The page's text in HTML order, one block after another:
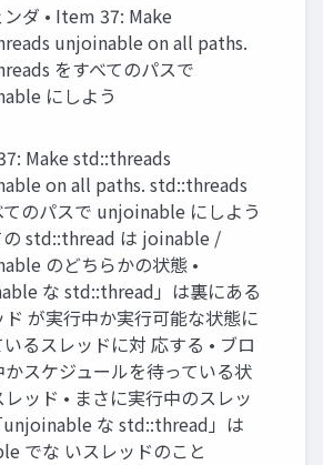
ンダ • Item 37: Make
unjoinable on all paths.
をすべてのパスで
にしよう
Make std::threads
on all paths. std::threads
てのパスで unjoinable にしよう
の std::thread は joinable /
のどちらかの状態 •
な std::thread」は裏にある
ド が実行中か実行可能な状態に
るスレッドに対 応する • ブロ
かスケジュールを待っている状
ッド • まさに実行中のスレッ
unjoinable な std::thread」は
でな いスレッドのこと